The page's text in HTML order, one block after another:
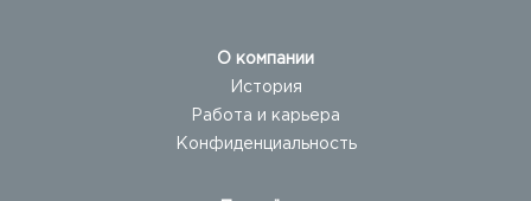
О компании
История
Работа и карьера
Конфиденциальность